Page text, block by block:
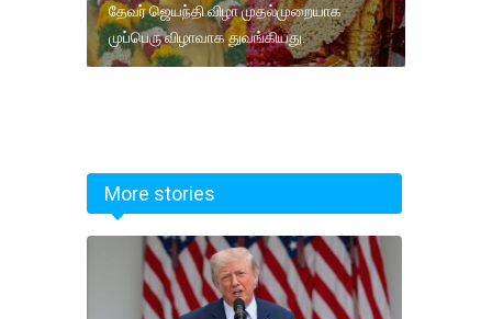
தேவர் ஜெயந்தி விழா முதல்முறையாக
முப்பெரு விழாவாக துவங்கியது.
More stories